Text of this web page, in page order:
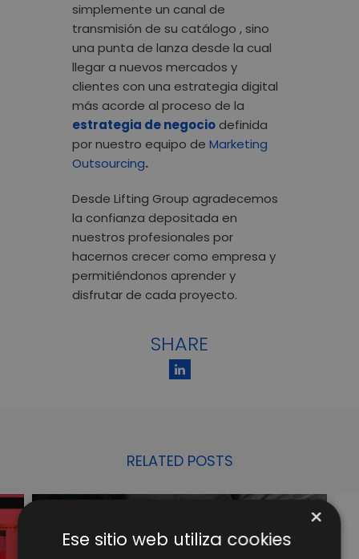
simplemente un canal de
transmisión de su catálogo , sino
una punta de lanza desde la cual
llegar a nuevos mercados y
clientes con una estrategia digital
más acorde al proceso de la
estrategia de negociodefinida
por nuestro equipo de Marketing
Outsourcing.
Desde Lifting Group agradecemos
la confianza depositada en
nuestros profesionales por
hacernos crecer como empresa y
permitiéndonos aprender y
disfrutar de cada proyecto.
SHARE
RELATED POSTS
×
Ese sitio web utiliza cookies